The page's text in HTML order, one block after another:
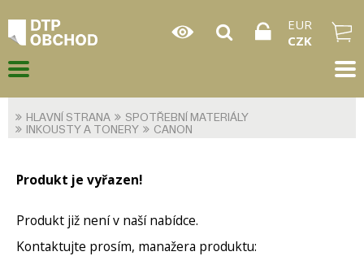
EUR
CZK
HLAVNÍ STRANA
SPOTŘEBNÍ MATERIÁLY
INKOUSTY A TONERY
CANON
Produkt je vyřazen!
Produkt již není v naší nabídce.
Kontaktujte prosím, manažera produktu: